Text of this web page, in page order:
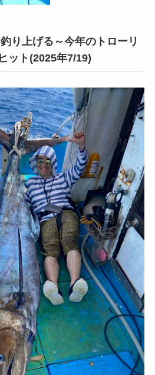
り上げる～今年のトローリ
ット(2025年7/19)